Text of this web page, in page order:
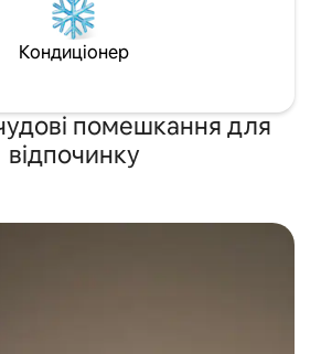
Кондиціонер
помешкання для
відпочинку